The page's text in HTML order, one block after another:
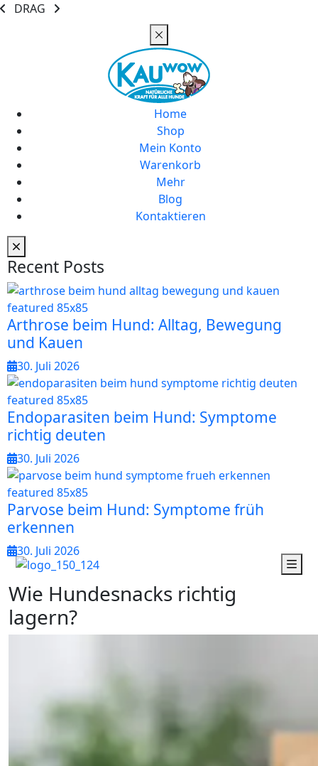
DRAG
Home
Shop
Mein Konto
Warenkorb
Mehr
Blog
Kontaktieren
Recent Posts
Arthrose beim Hund: Alltag, Bewegung
und Kauen
30. Juli 2026
Endoparasiten beim Hund: Symptome
richtig deuten
30. Juli 2026
Parvose beim Hund: Symptome früh
erkennen
30. Juli 2026
Wie Hundesnacks richtig
lagern?